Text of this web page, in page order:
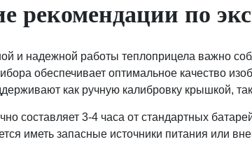
рекомендации по
и надежной работы теплоприцела важно
обеспечивает оптимальное качество
как ручную калибровку крышкой,
составляет 3-4 часа от стандартных
иметь запасные источники питания или